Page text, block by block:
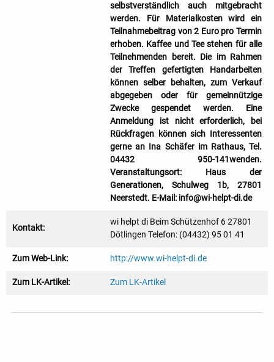
selbstverständlich auch mitgebracht
werden. Für Materialkosten wird ein
Teilnahmebeitrag von 2 Euro pro Termin
erhoben. Kaffee und Tee stehen für alle
Teilnehmenden bereit. Die im Rahmen
der Treffen gefertigten Handarbeiten
können selber behalten, zum Verkauf
abgegeben oder für gemeinnützige
Zwecke gespendet werden. Eine
Anmeldung ist nicht erforderlich, bei
Rückfragen können sich Interessenten
gerne an Ina Schäfer im Rathaus, Tel.
04432 950-141wenden.
Veranstaltungsort: Haus der
Generationen, Schulweg 1b, 27801
Neerstedt. E-Mail: info@wi-helpt-di.de
Kontakt:
wi helpt di Beim Schützenhof 6 27801
Dötlingen Telefon: (04432) 95 01 41
Zum Web-Link: http://www.wi-helpt-di.de
Zum LK-Artikel: Zum LK-Artikel